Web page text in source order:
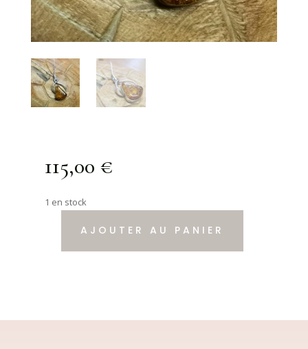
115,00 €
1 en stock
quantité
AJOUTER AU PANIER